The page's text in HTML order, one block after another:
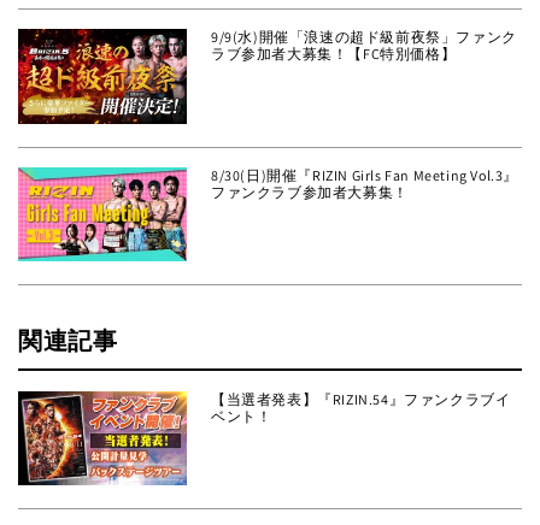
9/9(水)開催「浪速の超ド級前夜祭」ファンク
ラブ参加者大募集！【FC特別価格】
8/30(日)開催『RIZIN Girls Fan Meeting Vol.3』
ファンクラブ参加者大募集！
関連記事
【当選者発表】『RIZIN.54』ファンクラブイ
ベント！